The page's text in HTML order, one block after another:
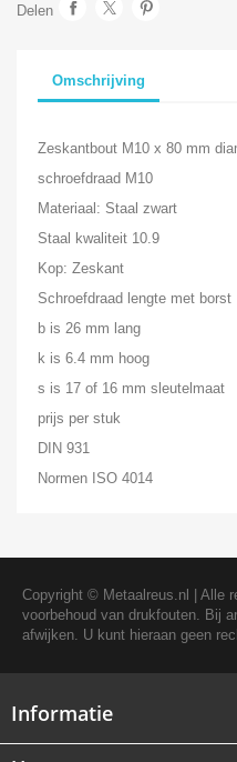
Delen
Omschrijving
Zeskantbout M10 x 80 mm
schroefdraad M10
Materiaal: Staal zwart
Staal kwaliteit 10.9
Kop: Zeskant
Schroefdraad lengte met borst
b is 26 mm lang
k is 6.4 mm hoog
s is 17 of 16 mm sleutelmaat
prijs per stuk
DIN 931
Normen ISO 4014
Copyright © Metaalreus.nl
| Alle
voorbehoud van drukfouten. Bij
afwijken. U kunt hieraan geen
Informatie